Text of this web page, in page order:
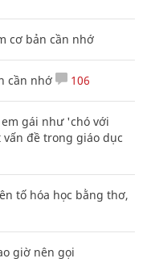
cơ bản cần nhớ
cần nhớ 106
gái như 'chó với
đề trong giáo dục
tố hóa học bằng thơ,
giờ nên gọi